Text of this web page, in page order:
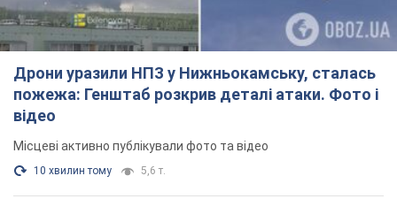
Дрони уразили НПЗ у Нижньокамську, сталась
пожежа: Генштаб розкрив деталі атаки. Фото і
відео
Місцеві активно публікували фото та відео
10 хвилин тому 5,6 т.